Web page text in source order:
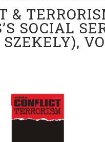
&
SOCIAL
SZEKELY),